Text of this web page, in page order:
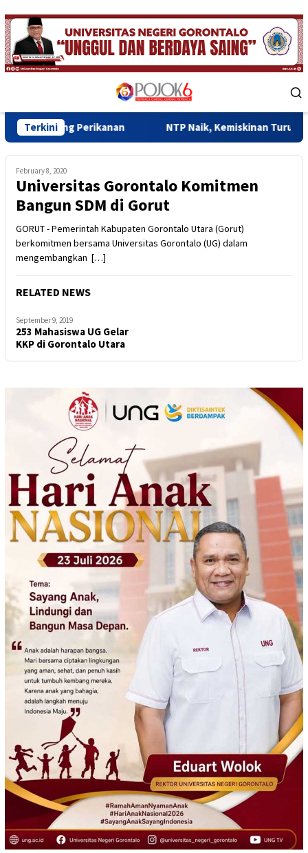
Skip
to
content
Menu
Terkini
Perikanan NTP Naik, Kemiskinan Turun, Ekonomi
February 8, 2020
Universitas Gorontalo Komitmen
Bangun SDM di Gorut
GORUT - Pemerintah Kabupaten Gorontalo Utara (Gorut)
berkomitmen bersama Universitas Gorontalo (UG) dalam
mengembangkan […]
RELATED NEWS
September 9, 2019
253 Mahasiswa UG Gelar
KKP di Gorontalo Utara